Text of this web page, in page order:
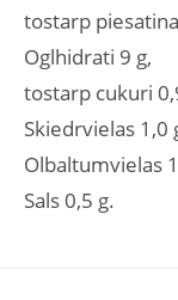
tostarp
Oglhidrati 9 g,
tostarp cukuri
Skiedrvielas 1,0
Olbaltumvielas
Sals 0,5 g.